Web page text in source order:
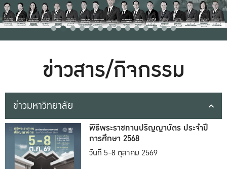
ข่าวสาร/กิจกรรม
ข่าวมหาวิทยาลัย
พิธีพระราชทานปริญญาบัตร ประจำปี
การศึกษา 2568
วันที่ 5-8 ตุลาคม 2569